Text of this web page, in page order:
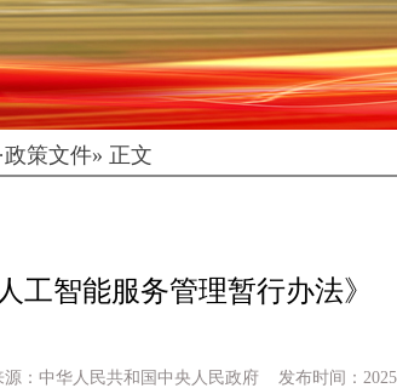
政策文件» 正文
工智能服务管理暂行办法》
：中华人民共和国中央人民政府 发布时间：